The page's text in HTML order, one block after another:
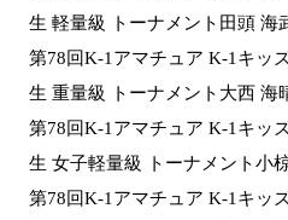
生 軽量級 トーナメント田頭 海
第78回K-1アマチュア K-1キッ
生 重量級 トーナメント大西 海
第78回K-1アマチュア K-1キッ
生 女子軽量級 トーナメント小
第78回K-1アマチュア K-1キッ